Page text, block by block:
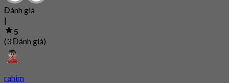
Đánh giá
|
5
(3 Đánh giá)
rahim